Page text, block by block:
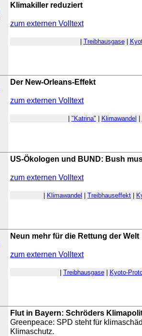
Klimakiller reduziert
zum externen Volltext
Treibhausgase|
Der New-Orleans-Effekt
zum externen Volltext
"Katrina" Klimawandel
US-Ökologen und BUND: Bush
zum externen Volltext
Klimawandel Treibhauseffekt
Neun mehr für die Rettung der Welt
zum externen Volltext
Treibhausgase| Kyoto-
Flut in Bayern: Schröders
Greenpeace: SPD steht für
Klimaschutz.